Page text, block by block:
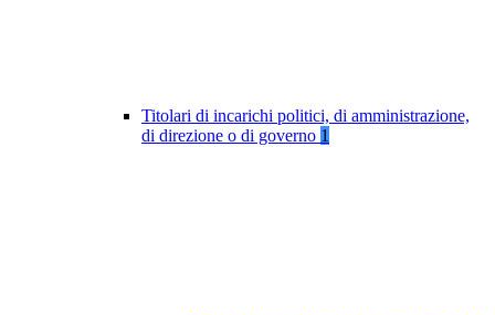
Titolari di incarichi politici, di amministrazione,
di direzione o di governo 1